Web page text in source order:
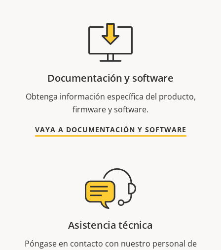
Documentación y software
Obtenga información específica del producto,
firmware y software.
VAYA A DOCUMENTACIÓN Y SOFTWARE
Asistencia técnica
Póngase en contacto con nuestro personal de